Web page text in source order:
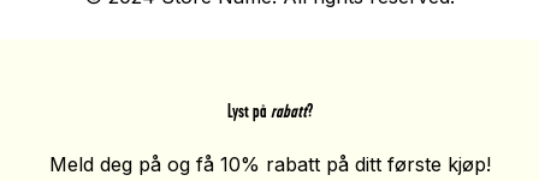
Lyst på rabatt?
Meld deg på og få 10% rabatt på ditt første kjøp!